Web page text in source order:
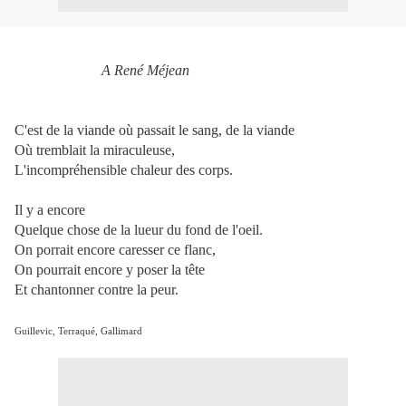
A René Méjean
C'est de la viande où passait le sang, de la viande
Où tremblait la miraculeuse,
L'incompréhensible chaleur des corps.
Il y a encore
Quelque chose de la lueur du fond de l'oeil.
On porrait encore caresser ce flanc,
On pourrait encore y poser la tête
Et chantonner contre la peur.
Guillevic, Terraqué, Gallimard